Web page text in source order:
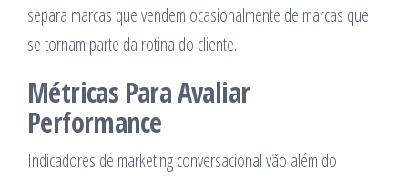
separa marcas que vendem ocasionalmente de marcas que
se tornam parte da rotina do cliente.
Métricas Para Avaliar
Performance
Indicadores de marketing conversacional vão além do